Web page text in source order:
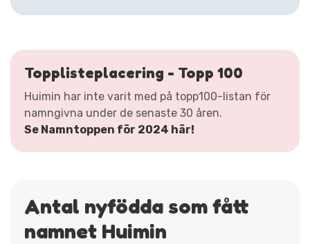
Topplisteplacering - Topp 100
Huimin har inte varit med på topp100-listan för
namngivna under de senaste 30 åren.
Se Namntoppen för 2024 här!
Antal nyfödda som fått
namnet Huimin